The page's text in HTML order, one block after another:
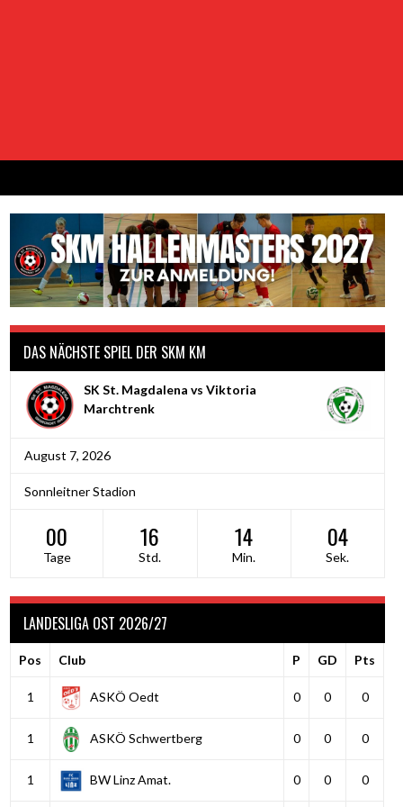
DAS NÄCHSTE SPIEL DER SKM KM
SK St. Magdalena vs Viktoria
Marchtrenk
August 7, 2026
Sonnleitner Stadion
00
Tage
16
Std.
14
Min.
03
Sek.
LANDESLIGA OST 2026/27
Pos Club P GD Pts
1 ASKÖ Oedt 0 0 0
1 ASKÖ Schwertberg 0 0 0
1 BW Linz Amat. 0 0 0